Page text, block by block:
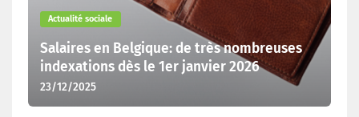
Actualité sociale
Salaires en Belgique: de très nombreuses
indexations dès le 1er janvier 2026
23/12/2025